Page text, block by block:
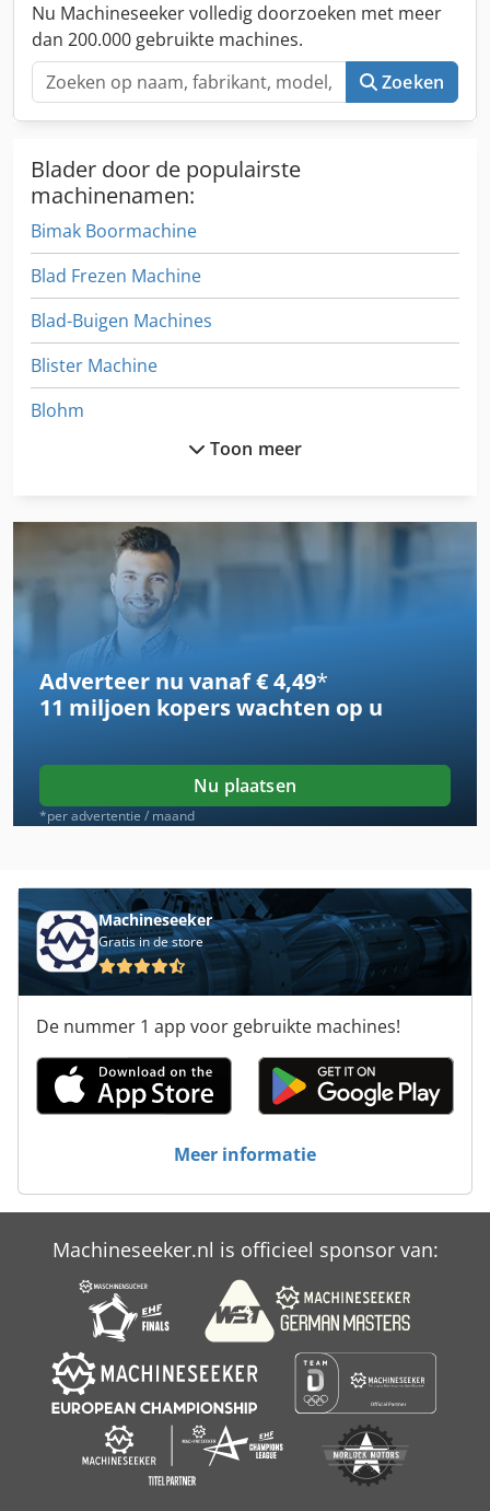
Nu Machineseeker volledig doorzoeken met meer
dan 200.000 gebruikte machines.
Zoeken
Blader door de populairste
machinenamen:
Bimak Boormachine
Blad Frezen Machine
Blad-Buigen Machines
Blister Machine
Blohm
Blum Novotest
Bluthard
Bohm Kruse
Boor Freesmachine
Boor Slijpmachine
Braun
Deckel
Dgl
Dmu
Draaitafel
Freesmachine
Hinkel Maschine
Muehl
Portaal Freesmachine
Swm Freesmachine
Toon meer
Adverteer nu vanaf € 4,49*
11 miljoen koperswachten op u
Nu plaatsen
*per advertentie / maand
Machineseeker
Gratis in de store
De nummer 1 app voor gebruikte machines!
Meer informatie
Machineseeker.nl is officieel sponsor van: